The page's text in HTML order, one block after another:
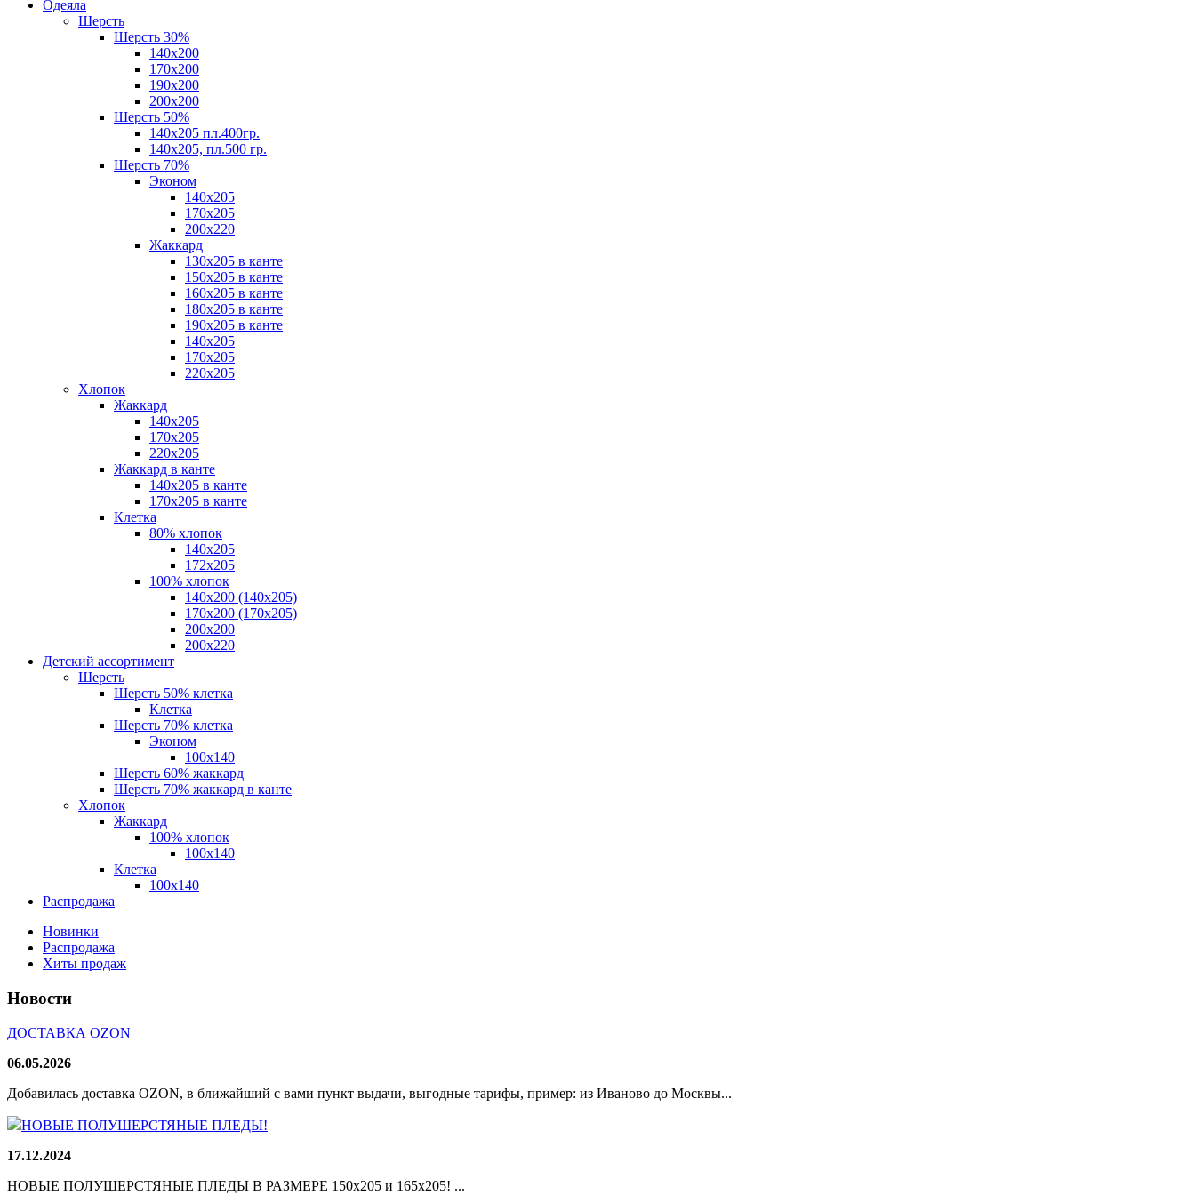
Одеяла
Шерсть
Шерсть 30%
140х200
170х200
190х200
200х200
Шерсть 50%
140х205 пл.400гр.
140х205, пл.500 гр.
Шерсть 70%
Эконом
140х205
170х205
200х220
Жаккард
130х205 в канте
150х205 в канте
160х205 в канте
180х205 в канте
190х205 в канте
140х205
170х205
220х205
Хлопок
Жаккард
140x205
170х205
220х205
Жаккард в канте
140х205 в канте
170х205 в канте
Клетка
80% хлопок
140x205
172х205
100% хлопок
140x200 (140х205)
170x200 (170х205)
200х200
200х220
Детский ассортимент
Шерсть
Шерсть 50% клетка
Клетка
Шерсть 70% клетка
Эконом
100x140
Шерсть 60% жаккард
Шерсть 70% жаккард в канте
Хлопок
Жаккард
100% хлопок
100x140
Клетка
100х140
Распродажа
Новинки
Распродажа
Хиты продаж
Новости
ДОСТАВКА OZON
06.05.2026
Добавилась доставка OZON, в ближайший с вами пункт выдачи, выгодные тарифы, пример: из Иваново до Москвы...
НОВЫЕ ПОЛУШЕРСТЯНЫЕ ПЛЕДЫ!
17.12.2024
НОВЫЕ ПОЛУШЕРСТЯНЫЕ ПЛЕДЫ В РАЗМЕРЕ 150х205 и 165х205! ...